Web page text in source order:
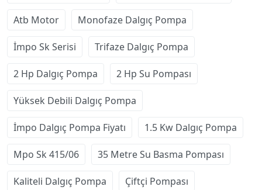
Atb Motor Monofaze Dalgıç Pompa
İmpo Sk Serisi Trifaze Dalgıç Pompa
2 Hp Dalgıç Pompa 2 Hp Su Pompası
Yüksek Debili Dalgıç Pompa
İmpo Dalgıç Pompa Fiyatı 1.5 Kw Dalgıç Pompa
Mpo Sk 415/06 35 Metre Su Basma Pompası
Kaliteli Dalgıç Pompa Çiftçi Pompası